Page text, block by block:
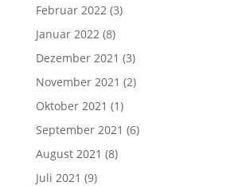
Februar 2022(3)
Januar 2022(8)
Dezember 2021 (3)
November 2021 (2)
Oktober 2021 (1)
September 2021 (6)
August 2021 (8)
Juli 2021 (9)